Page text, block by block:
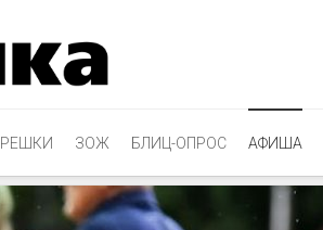
ЗОЖ БЛИЦ-ОПРОС АФИША